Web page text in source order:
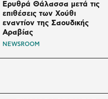
Ερυθρά Θάλασσα μετά τις
επιθέσεις των Χούθι
εναντίον της Σαουδικής
Αραβίας
NEWSROOM